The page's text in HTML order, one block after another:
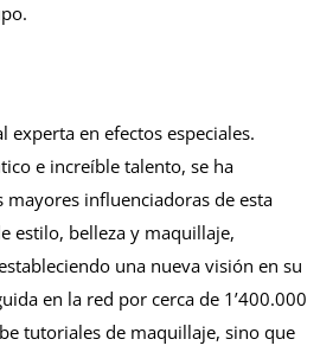
en efectos especiales.
e increíble talento, se ha
influenciadoras de esta
estilo, belleza y maquillaje,
una nueva visión en su
en la red por cerca de 1’400.000
tutoriales de maquillaje, sino que